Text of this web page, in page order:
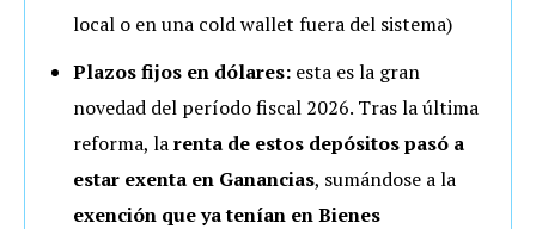
local o en una cold wallet fuera del sistema)
Plazos fijos en dólares: esta es la gran
novedad del período fiscal 2026. Tras la última
reforma, larenta de estos depósitos pasó a
estar exenta en Ganancias, sumándose a la
exención que ya tenían en Bienes